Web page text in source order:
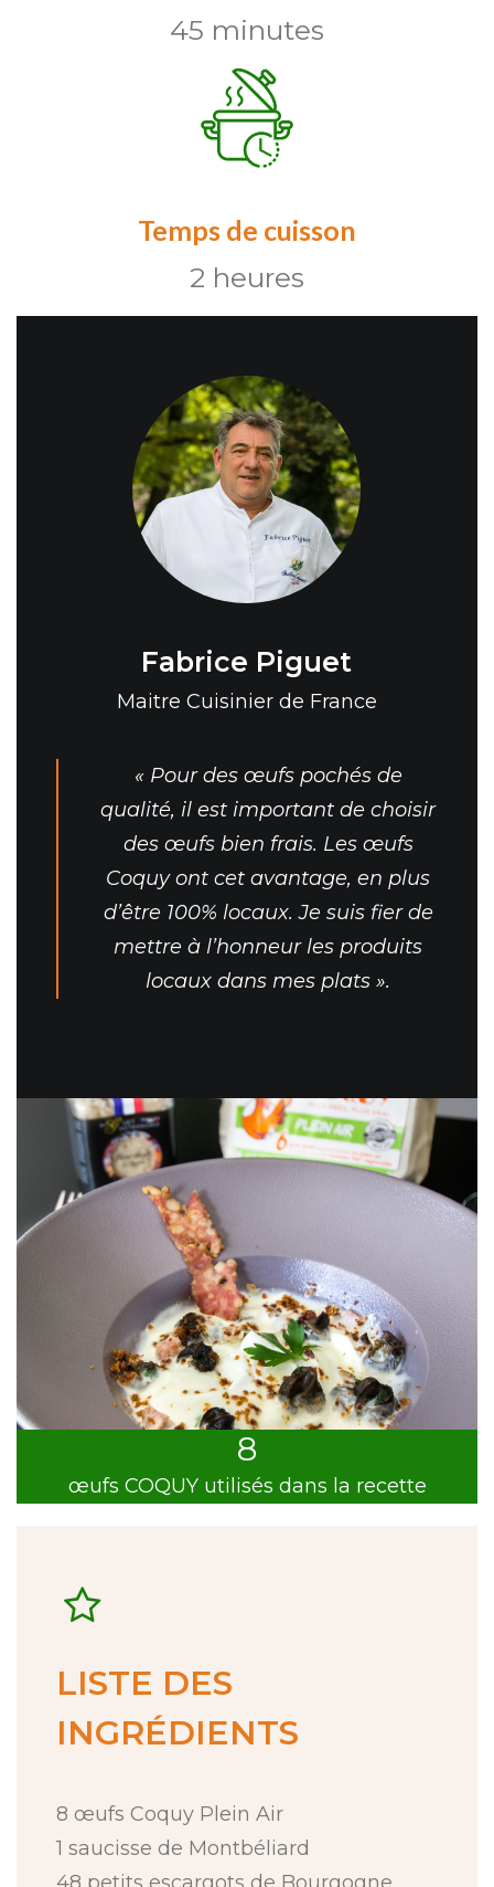
45 minutes
Temps de cuisson
2 heures
Fabrice Piguet
Maitre Cuisinier de France
« Pour des œufs pochés de
qualité, il est important de choisir
des œufs bien frais. Les œufs
Coquy ont cet avantage, en plus
d’être 100% locaux. Je suis fier de
mettre à l’honneur les produits
locaux dans mes plats ».
8
œufs COQUY utilisés dans la recette
LISTE DES
INGRÉDIENTS
8 œufs Coquy Plein Air
1 saucisse de Montbéliard